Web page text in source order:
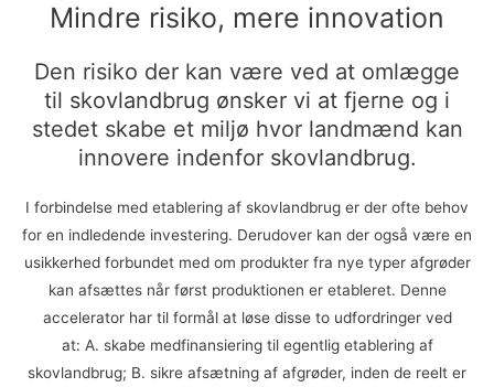
Mindre risiko, mere innovation
Den risiko der kan være ved at omlægge
til skovlandbrug ønsker vi at fjerne og i
stedet skabe et miljø hvor landmænd kan
innovere indenfor skovlandbrug.
I forbindelse med etablering af skovlandbrug er der ofte behov
for en indledende investering. Derudover kan der også være en
usikkerhed forbundet med om produkter fra nye typer afgrøder
kan afsættes når først produktionen er etableret. Denne
accelerator har til formål at løse disse to udfordringer ved
at: A. skabe medfinansiering til egentlig etablering af
skovlandbrug; B. sikre afsætning af afgrøder, inden de reelt er